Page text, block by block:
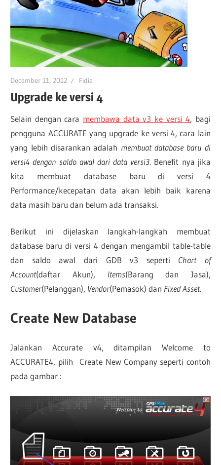
December 11, 2012 Fidia
Upgrade ke versi 4
Selain dengan cara membawa data v3 ke versi 4, bagi
pengguna ACCURATE yang upgrade ke versi 4, cara lain
yang lebih disarankan adalah membuat database baru di
versi4 dengan saldo awal dari data versi3. Benefit nya jika
kita membuat database baru di versi 4
Performance/kecepatan data akan lebih baik karena
data masih baru dan belum ada transaksi.
Berikut ini dijelaskan langkah-langkah membuat
database baru di versi 4 dengan mengambil table-table
dan saldo awal dari GDB v3 seperti Chart of
Account(daftar Akun), Items(Barang dan Jasa),
Customer(Pelanggan), Vendor(Pemasok) dan Fixed Asset.
Create New Database
Jalankan Accurate v4, ditampilan Welcome to
ACCURATE4, pilih Create New Company seperti contoh
pada gambar :